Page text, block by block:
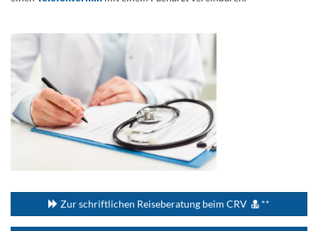
Zur schriftlichen Reiseberatung beim CRV **